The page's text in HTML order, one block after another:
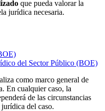
que pueda valorar la
jurídica necesaria.
del Sector Público (BOE)
como marco general de
En cualquier caso, la
de las circunstancias
del caso.